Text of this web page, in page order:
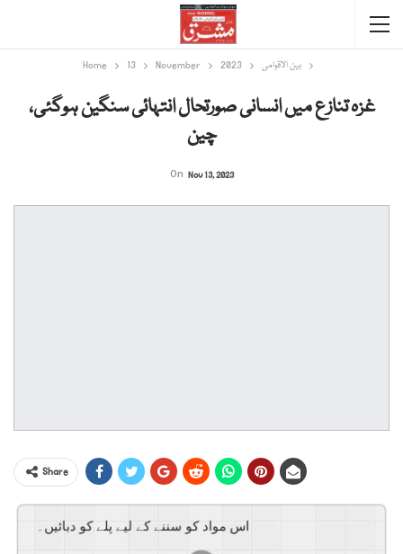
Home 13 November 2023 بین الاقوامی
غزہ تنازع میں انسانی صورتحال انتہائی سنگین ہوگئی،
چین
On Nov 13, 2023
Share
اس مواد کو سننے کے لیے پلے کو دبائیں۔